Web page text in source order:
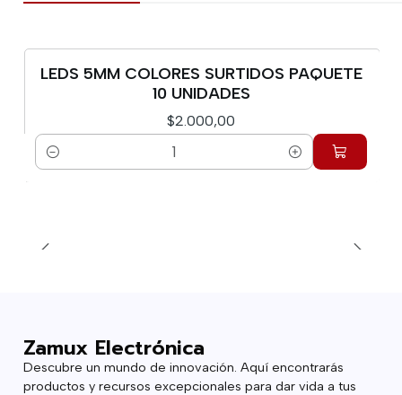
LEDS 5MM COLORES SURTIDOS PAQUETE
10 UNIDADES
$2.000,00
Cantidad
Zamux Electrónica
Descubre un mundo de innovación. Aquí encontrarás
productos y recursos excepcionales para dar vida a tus